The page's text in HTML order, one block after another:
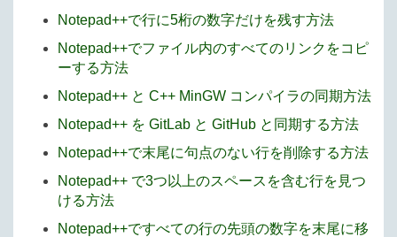
Notepad++で行に5桁の数字だけを残す方法
Notepad++でファイル内のすべてのリンクをコピ
ーする方法
Notepad++ と C++ MinGW コンパイラの同期方法
Notepad++ を GitLab と GitHub と同期する方法
Notepad++で末尾に句点のない行を削除する方法
Notepad++ で3つ以上のスペースを含む行を見つ
ける方法
Notepad++ですべての行の先頭の数字を末尾に移